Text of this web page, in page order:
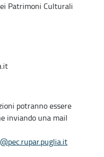
Patrimoni Culturali
potranno essere
inviando una mail